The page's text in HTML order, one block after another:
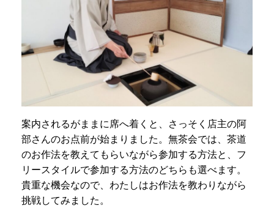
案内されるがままに席へ着くと、さっそく店主の阿
部さんのお点前が始まりました。無茶会では、茶道
のお作法を教えてもらいながら参加する方法と、フ
リースタイルで参加する方法のどちらも選べます。
貴重な機会なので、わたしはお作法を教わりながら
挑戦してみました。